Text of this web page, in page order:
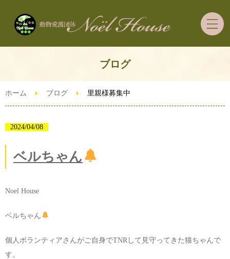
ホーム
里親募集の犬猫ちゃん
ご支援・ボランティア
お問い合わせ
ブログ
ホーム ブログ 里親様募集中
2024/04/08
ベルちゃん
Noel House
ベルちゃん
個人ボランティアさんがご自身でTNRして見守ってきた猫ちゃんで
す。